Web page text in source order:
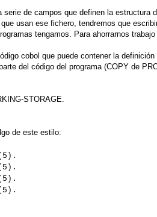
serie de campos que definen la estructura
usan ese fichero, tendremos que
tengamos. Para ahorrarnos
cobol que puede contener la definición
del código del programa (COPY de
STORAGE.
de este estilo: